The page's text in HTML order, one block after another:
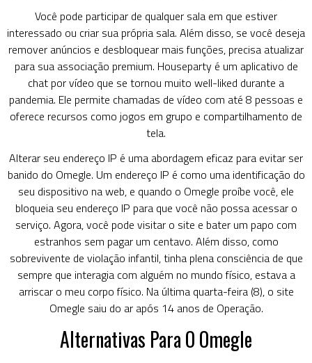
Você pode participar de qualquer sala em que estiver
interessado ou criar sua própria sala. Além disso, se você deseja
remover anúncios e desbloquear mais funções, precisa atualizar
para sua associação premium. Houseparty é um aplicativo de
chat por vídeo que se tornou muito well-liked durante a
pandemia. Ele permite chamadas de vídeo com até 8 pessoas e
oferece recursos como jogos em grupo e compartilhamento de
tela.
Alterar seu endereço IP é uma abordagem eficaz para evitar ser
banido do Omegle. Um endereço IP é como uma identificação do
seu dispositivo na web, e quando o Omegle⁢ proíbe você, ele
‌bloqueia seu endereço IP para que você não possa acessar o
serviço. Agora, você pode visitar o site e bater um papo com
estranhos sem pagar um centavo. Além disso, como
sobrevivente de violação infantil, tinha plena consciência de que
sempre que interagia com alguém no mundo físico, estava a
arriscar o meu corpo físico. Na última quarta-feira (8), o site
Omegle saiu do ar após 14 anos de Operação.
Alternativas Para O Omegle